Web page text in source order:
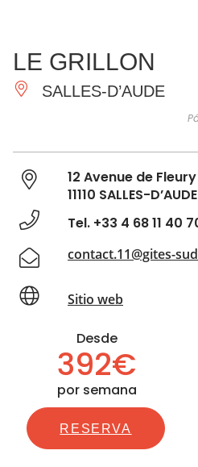
IMPRESCINDIBLES
HACER
LE GRILLON
SALLES-D’AUDE
12 Avenue de Fleury
11110 SALLES-D’AUDE
Tel. +33 4 68 11 40
contact.11@gites-
Sitio web
Desde
392€
por semana
RESERVA